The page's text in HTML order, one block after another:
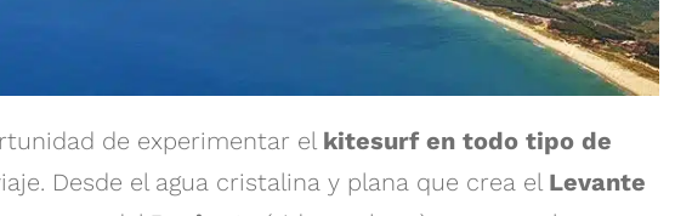
de experimentar el kitesurf en todo tipo de
Desde el agua cristalina y plana que crea el Levante